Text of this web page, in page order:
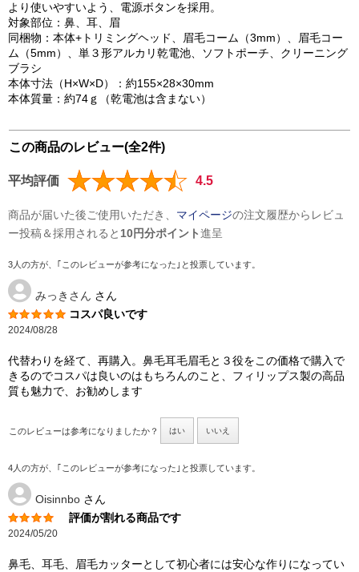
より使いやすいよう、電源ボタンを採用。
対象部位：鼻、耳、眉
同梱物：本体+トリミングヘッド、眉毛コーム（3mm）、眉毛コー
ム（5mm）、単３形アルカリ乾電池、ソフトポーチ、クリーニング
ブラシ
本体寸法（H×W×D）：約155×28×30mm
本体質量：約74ｇ（乾電池は含まない）
この商品のレビュー(全2件)
平均評価 4.5
商品が届いた後ご使用いただき、 マイページの注文履歴からレビュ
ー投稿＆採用されると 10円分ポイント進呈
3人の方が、｢このレビューが参考になった｣と投票しています。
みっきさん さん
コスパ良いです
2024/08/28
代替わりを経て、再購入。鼻毛耳毛眉毛と３役をこの価格で購入で
きるのでコスパは良いのはもちろんのこと、フィリップス製の高品
質も魅力で、お勧めします
このレビューは参考になりましたか？ はい いいえ
4人の方が、｢このレビューが参考になった｣と投票しています。
Oisinnbo さん
評価が割れる商品です
2024/05/20
鼻毛、耳毛、眉毛カッターとして初心者には安心な作りになってい